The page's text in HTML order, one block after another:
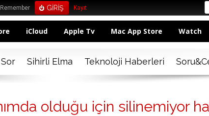
Remember Kayıt
iCloud Apple Tv Mac App Store Watch
Sihirli Elma Teknoloji Haberleri
olduğu için silinemiyor